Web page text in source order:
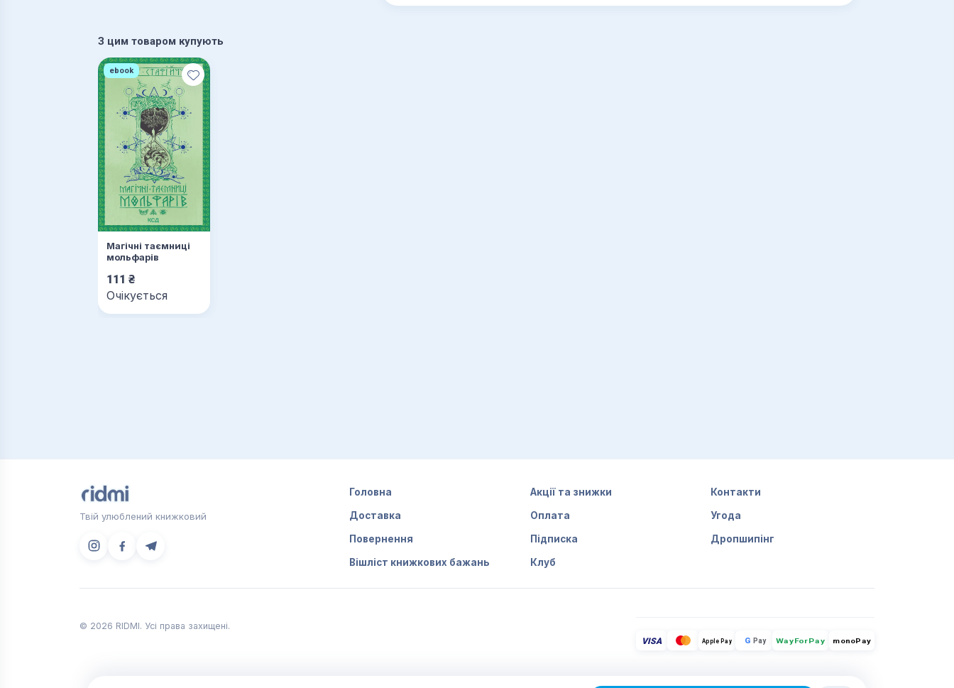
З цим товаром купують
ebook
Магічні таємниці
мольфарів
111 ₴
Очікується
Твій улюблений книжковий
Головна Акції та знижки Контакти
Доставка Оплата Угода
Повернення Підписка Дропшипінг
Вішліст книжкових бажань Клуб
© 2026 RIDMI. Усі права захищені.
VISA Apple Pay G Pay WayForPay monoPay